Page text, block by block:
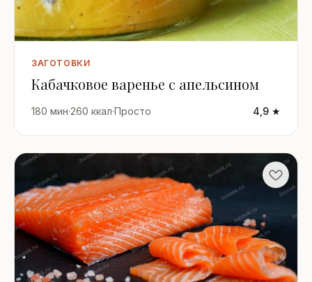
ЗАГОТОВКИ
Кабачковое варенье с апельсином
180 мин·260 ккал·Просто 4,9 ★